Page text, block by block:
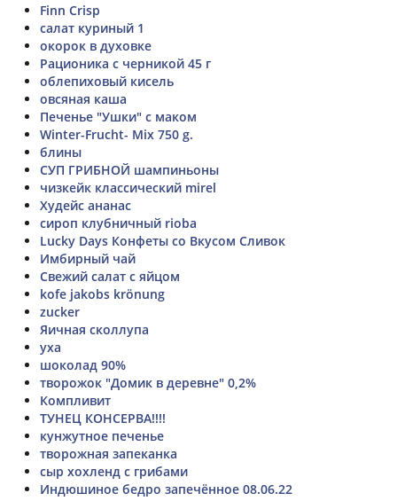
Finn Crisp
салат куриный 1
окорок в духовке
Рационика с черникой 45 г
облепиховый кисель
овсяная каша
Печенье "Ушки" с маком
Winter-Frucht- Mix 750 g.
блины
СУП ГРИБНОЙ шампиньоны
чизкейк классический mirel
Худейс ананас
сироп клубничный rioba
Lucky Days Конфеты со Вкусом Сливок
Имбирный чай
Свежий салат с яйцом
kofe jakobs krönung
zucker
Яичная сколлупа
уха
шоколад 90%
творожок "Домик в деревне" 0,2%
Компливит
ТУНЕЦ КОНСЕРВА!!!!
кунжутное печенье
творожная запеканка
сыр хохленд с грибами
Индюшиное бедро запечённое 08.06.22